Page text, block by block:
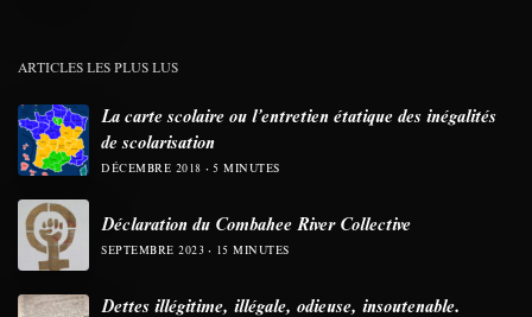
ARTICLES LES PLUS LUS
La carte scolaire ou l’entretien étatique des inégalités
de scolarisation
DÉCEMBRE 2018 5 MINUTES
Déclaration du Combahee River Collective
SEPTEMBRE 2023 15 MINUTES
Dettes illégitime, illégale, odieuse, insoutenable.